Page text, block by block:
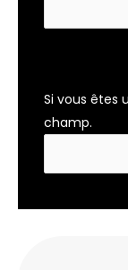
Si vous êtes
champ.